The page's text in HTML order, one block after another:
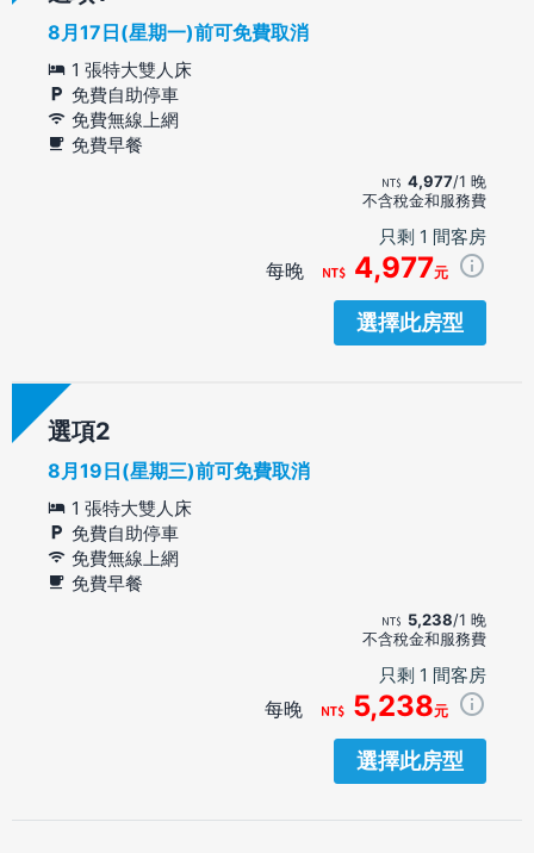
8月17日(星期一)前可免費取消
1 張特大雙人床
免費自助停車
免費無線上網
免費早餐
4,977/1 晚
不含稅金和服務費
只剩 1 間客房
每晚 4,977元
選擇此房型
選項
8月19日(星期三)前可免費取消
1 張特大雙人床
免費自助停車
免費無線上網
免費早餐
5,238/1 晚
不含稅金和服務費
只剩 1 間客房
每晚 5,238元
選擇此房型